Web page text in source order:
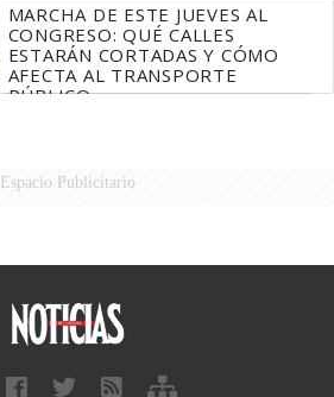
MARCHA DE ESTE JUEVES AL
CONGRESO: QUÉ CALLES
ESTARÁN CORTADAS Y CÓMO
AFECTA AL TRANSPORTE
PÚBLICO
Espacio Publicitario